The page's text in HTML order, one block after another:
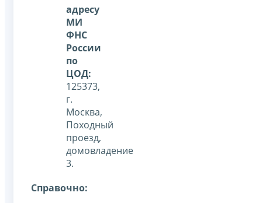
адресу
МИ
ФНС
России
по
ЦОД:
125373,
г.
Москва,
Походный
проезд,
домовладение
3.
Справочно: